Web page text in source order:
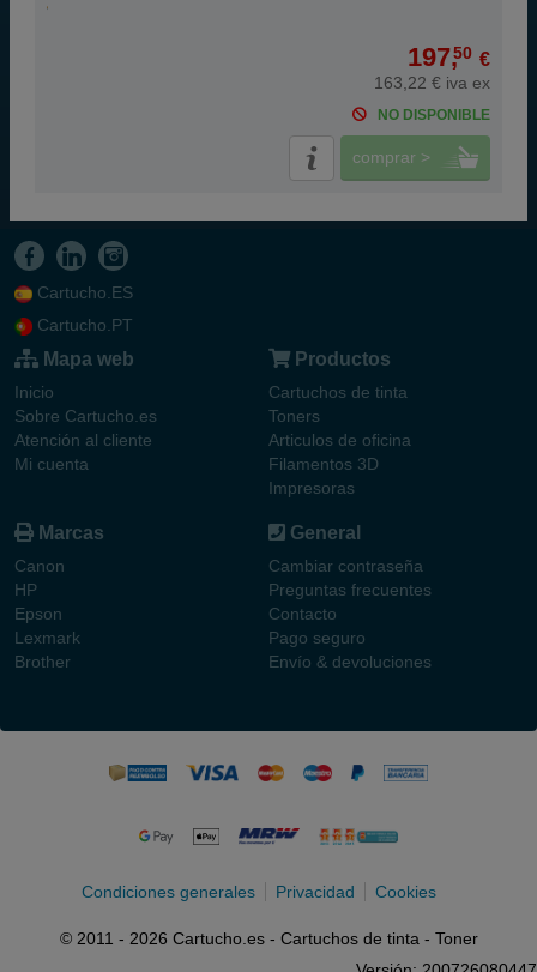
197,50 €
163,22 € iva ex
NO DISPONIBLE
comprar >
Cartucho.ES
Cartucho.PT
Mapa web
Inicio
Sobre Cartucho.es
Atención al cliente
Mi cuenta
Productos
Cartuchos de tinta
Toners
Articulos de oficina
Filamentos 3D
Impresoras
Marcas
Canon
HP
Epson
Lexmark
Brother
General
Cambiar contraseña
Preguntas frecuentes
Contacto
Pago seguro
Envío & devoluciones
Condiciones generales Privacidad Cookies
© 2011 - 2026 Cartucho.es - Cartuchos de tinta - Toner